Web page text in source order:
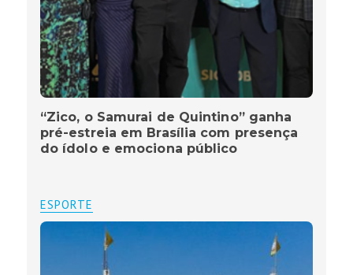
“Zico, o Samurai de Quintino” ganha
pré-estreia em Brasília com presença
do ídolo e emociona público
ESPORTE